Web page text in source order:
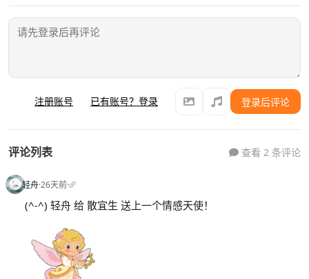
注册账号 已有账号？登录 登录后评论
评论列表 查看 2 条评论
轻舟·26天前·
(^-^) 轻舟 给 散宜生 送上一个情感天使！